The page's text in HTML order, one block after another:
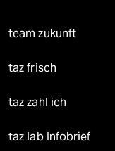
team zukunft
taz frisch
taz zahl ich
taz lab Infobrief